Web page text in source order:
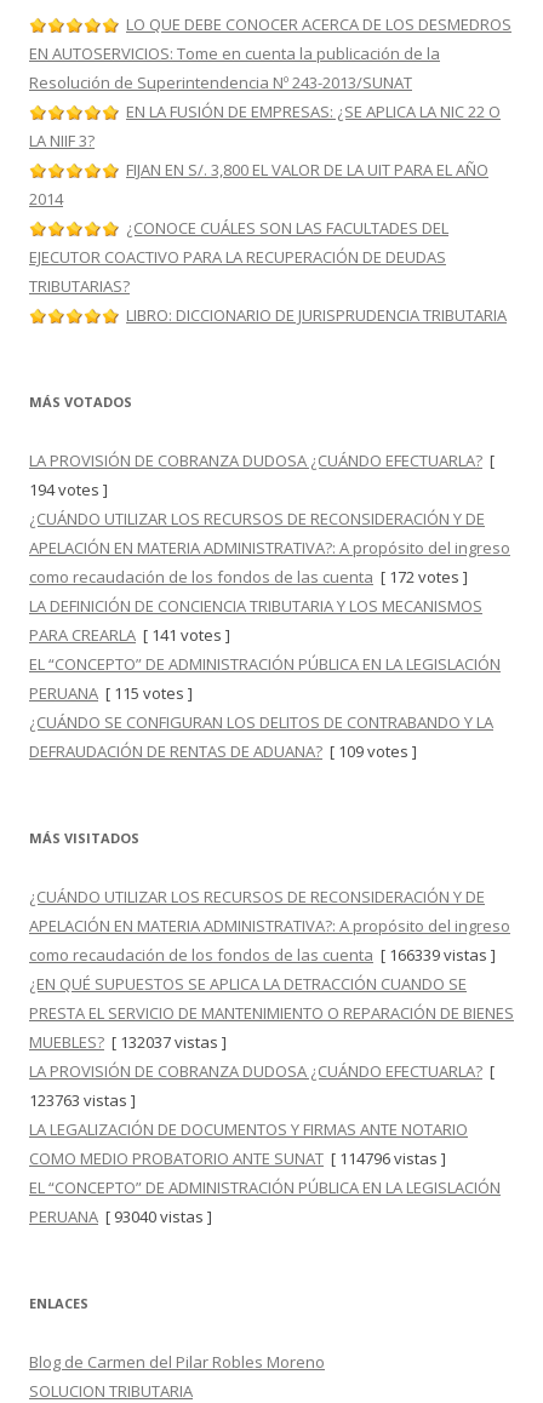
LO QUE DEBE CONOCER ACERCA DE LOS DESMEDROS
EN AUTOSERVICIOS: Tome en cuenta la publicación de la
Resolución de Superintendencia Nº 243-2013/SUNAT
EN LA FUSIÓN DE EMPRESAS: ¿SE APLICA LA NIC 22 O
LA NIIF 3?
FIJAN EN S/. 3,800 EL VALOR DE LA UIT PARA EL AÑO
2014
¿CONOCE CUÁLES SON LAS FACULTADES DEL
EJECUTOR COACTIVO PARA LA RECUPERACIÓN DE DEUDAS
TRIBUTARIAS?
LIBRO: DICCIONARIO DE JURISPRUDENCIA TRIBUTARIA
MÁS VOTADOS
LA PROVISIÓN DE COBRANZA DUDOSA ¿CUÁNDO EFECTUARLA? [
194 votes ]
¿CUÁNDO UTILIZAR LOS RECURSOS DE RECONSIDERACIÓN Y DE
APELACIÓN EN MATERIA ADMINISTRATIVA?: A propósito del ingreso
como recaudación de los fondos de las cuenta [ 172 votes ]
LA DEFINICIÓN DE CONCIENCIA TRIBUTARIA Y LOS MECANISMOS
PARA CREARLA [ 141 votes ]
EL “CONCEPTO” DE ADMINISTRACIÓN PÚBLICA EN LA LEGISLACIÓN
PERUANA [ 115 votes ]
¿CUÁNDO SE CONFIGURAN LOS DELITOS DE CONTRABANDO Y LA
DEFRAUDACIÓN DE RENTAS DE ADUANA? [ 109 votes ]
MÁS VISITADOS
¿CUÁNDO UTILIZAR LOS RECURSOS DE RECONSIDERACIÓN Y DE
APELACIÓN EN MATERIA ADMINISTRATIVA?: A propósito del ingreso
como recaudación de los fondos de las cuenta [ 166339 vistas ]
¿EN QUÉ SUPUESTOS SE APLICA LA DETRACCIÓN CUANDO SE
PRESTA EL SERVICIO DE MANTENIMIENTO O REPARACIÓN DE BIENES
MUEBLES? [ 132037 vistas ]
LA PROVISIÓN DE COBRANZA DUDOSA ¿CUÁNDO EFECTUARLA? [
123763 vistas ]
LA LEGALIZACIÓN DE DOCUMENTOS Y FIRMAS ANTE NOTARIO
COMO MEDIO PROBATORIO ANTE SUNAT [ 114796 vistas ]
EL “CONCEPTO” DE ADMINISTRACIÓN PÚBLICA EN LA LEGISLACIÓN
PERUANA [ 93040 vistas ]
ENLACES
Blog de Carmen del Pilar Robles Moreno
SOLUCION TRIBUTARIA